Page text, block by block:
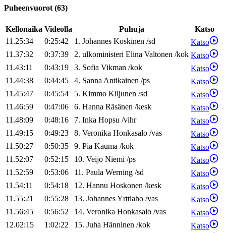
Puheenvuorot (63)
Kellonaika Videolla Puhuja
Katso
11.25:34
0:25:42 1. Johannes Koskinen /sd
Katso
11.37:32
0:37:39 2. ulkoministeri Elina Valtonen /kok Katso
11.43:11
0:43:19 3. Sofia Vikman /kok
Katso
11.44:38
0:44:45 4. SannaAntikainen /ps
Katso
11.45:47
0:45:54 5. Kimmo Kiljunen /sd
Katso
11.46:59
0:47:06 6. Hanna Räsänen /kesk
Katso
11.48:09
0:48:16 7. Inka Hopsu /vihr
Katso
11.49:15
0:49:23 8. Veronika Honkasalo /vas
Katso
11.50:27
0:50:35 9. Pia Kauma /kok
Katso
11.52:07
0:52:15 10. Veijo Niemi /ps
Katso
11.52:59
0:53:06 11. Paula Werning /sd
Katso
11.54:11
0:54:18 12. Hannu Hoskonen /kesk
Katso
11.55:21
0:55:28 13. JohannesYrttiaho /vas
Katso
11.56:45
0:56:52 14. Veronika Honkasalo /vas
Katso
12.02:15
1:02:22 15. Juha Hänninen /kok
Katso